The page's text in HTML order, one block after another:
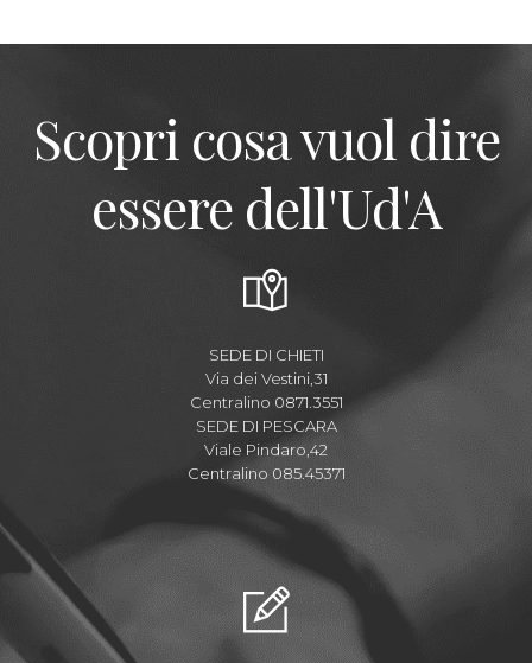
Scopri cosa vuol dire
essere dell'Ud'A
SEDE DI CHIETI
Via dei Vestini,31
Centralino 0871.3551
SEDE DI PESCARA
Viale Pindaro,42
Centralino 085.45371